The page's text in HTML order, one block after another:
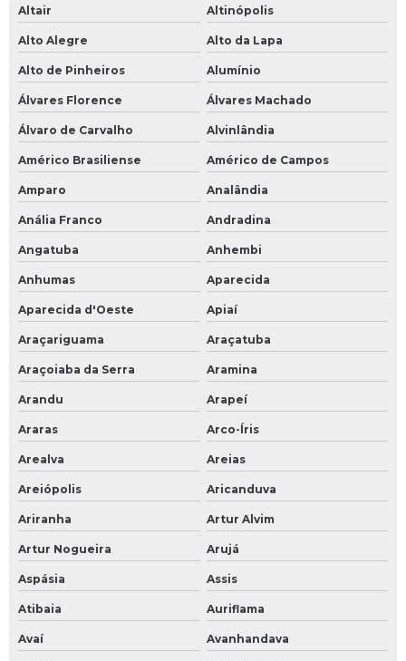
Camara de ar de trator
Chave pneumatica 1 polegada
Chumbo para roda preço
Cola remendo pneu
Desengraxante para maos
Desforcimetro preco
Espatula de tirar pneu
Manchao pneu
Martelo de madeira para pneu
Prolongador de valvula de pneu
Protetor de pneu
Remendo para camara de ar
Riscador de pneu
Balanceamento microesfera
Cinta de amarração de carga
Cinta de içamento
Cinta de elevação de carga
Cinta reboque
Cinta tipo grab
Altair Altinópolis
Alto Alegre Alto da Lapa
Alto de Pinheiros Alumínio
Álvares Florence Álvares Machado
Álvaro de Carvalho Alvinlândia
Américo Brasiliense Américo de Campos
Amparo Analândia
Anália Franco Andradina
Angatuba Anhembi
Anhumas Aparecida
Aparecida d'Oeste Apiaí
Araçariguama Araçatuba
Araçoiaba da Serra Aramina
Arandu Arapeí
Araras Arco-Íris
Arealva Areias
Areiópolis Aricanduva
Ariranha Artur Alvim
Artur Nogueira Arujá
Aspásia Assis
Atibaia Auriflama
Avaí Avanhandava